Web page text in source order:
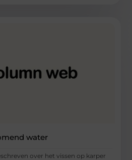
water
over het vissen op karper